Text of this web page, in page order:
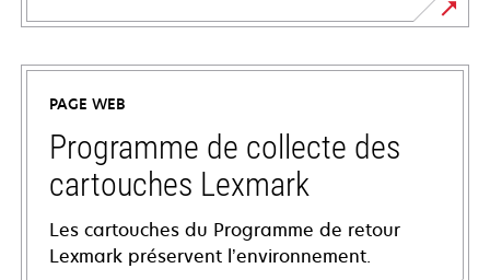
s’ouvre
dans
nouvel
onglet
PAGE WEB
Programme de collecte des
cartouches Lexmark
Les cartouches du Programme de retour
Lexmark préservent l’environnement.